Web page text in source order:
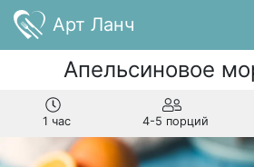
Арт Ланч
Апельсиновое
1 час 4-5 порций